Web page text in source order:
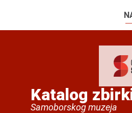
Katalog
Samoborskog muzeja